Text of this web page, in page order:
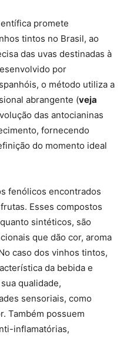
promete
tintos no Brasil, ao
das uvas destinadas à
por
o método utiliza a
abrangente (veja
das antocianinas
fornecendo
do momento ideal
fenólicos encontrados
Esses compostos
sintéticos, são
que dão cor, aroma
caso dos vinhos tintos,
da bebida e
qualidade,
sensoriais, como
Também possuem
inflamatórias,